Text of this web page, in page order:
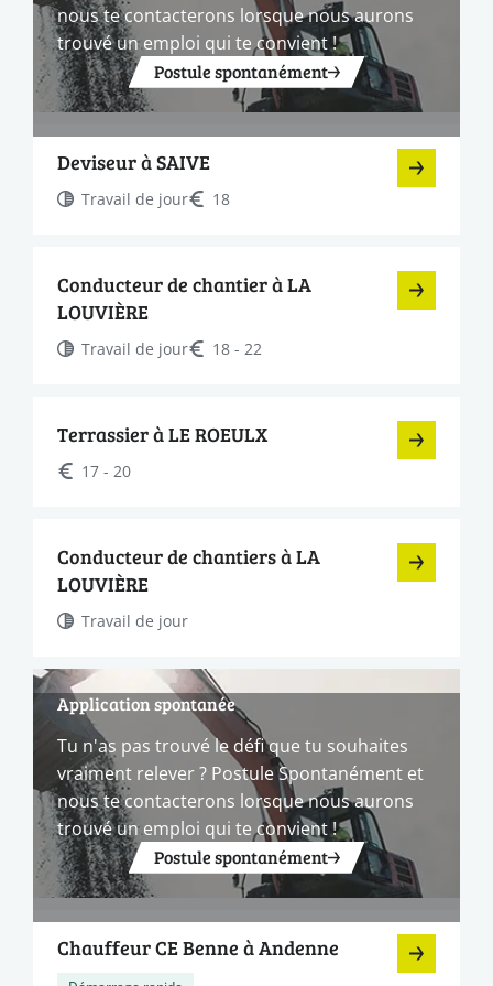
nous te contacterons lorsque nous aurons
trouvé un emploi qui te convient !
Postule spontanément
Deviseur à SAIVE
Travail de jour 18
Conducteur de chantier à LA
LOUVIÈRE
Travail de jour 18 - 22
Terrassier à LE ROEULX
17 - 20
Conducteur de chantiers à LA
LOUVIÈRE
Travail de jour
Application spontanée
Tu n'as pas trouvé le défi que tu souhaites
vraiment relever ? Postule Spontanément et
nous te contacterons lorsque nous aurons
trouvé un emploi qui te convient !
Postule spontanément
Chauffeur CE Benne à Andenne